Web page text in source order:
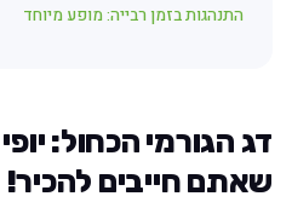
התנהגות בזמן רבייה: מופע מיוחד
דג הגורמי הכחול:
שאתם חייבים להכיר!